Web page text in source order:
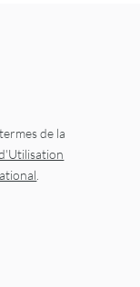
de la